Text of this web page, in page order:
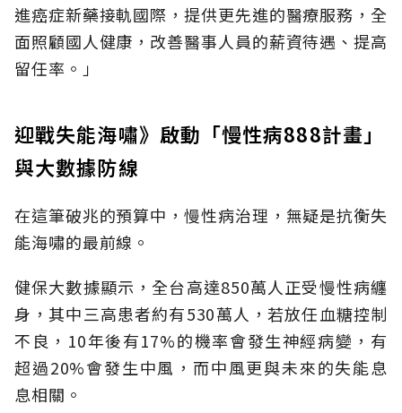
進癌症新藥接軌國際，提供更先進的醫療服務，全
面照顧國人健康，改善醫事人員的薪資待遇、提高
留任率。」
迎戰失能海嘯》啟動「慢性病888計畫」
與大數據防線
在這筆破兆的預算中，慢性病治理，無疑是抗衡失
能海嘯的最前線。
健保大數據顯示，全台高達850萬人正受慢性病纏
身，其中三高患者約有530萬人，若放任血糖控制
不良，10年後有17%的機率會發生神經病變，有
超過20%會發生中風，而中風更與未來的失能息
息相關。